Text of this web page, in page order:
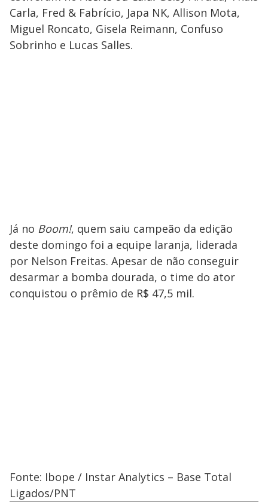
Carla, Fred & Fabrício, Japa NK, Allison Mota,
Miguel Roncato, Gisela Reimann, Confuso
Sobrinho e Lucas Salles.
Já no Boom!, quem saiu campeão da edição
deste domingo foi a equipe laranja, liderada
por Nelson Freitas. Apesar de não conseguir
desarmar a bomba dourada, o time do ator
conquistou o prêmio de R$ 47,5 mil.
Fonte: Ibope / Instar Analytics – Base Total
Ligados/PNT
explore